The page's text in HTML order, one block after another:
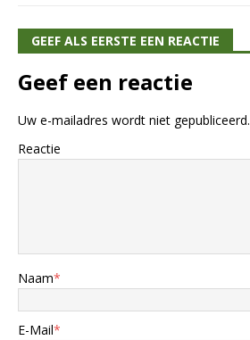
GEEF ALS EERSTE EEN REACTIE
Geef een reactie
Uw e-mailadres wordt niet gepubliceerd.
Reactie
Naam*
E-Mail*